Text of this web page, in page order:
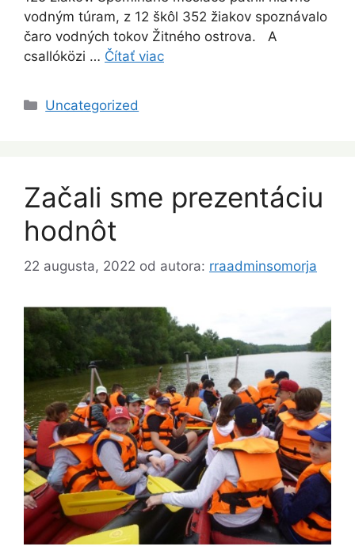
vodným túram, z 12 škôl 352 žiakov spoznávalo
čaro vodných tokov Žitného ostrova. A
csallóközi … Čítať viac
Kategórie
Uncategorized
Začali sme prezentáciu
hodnôt
22 augusta, 2022 od autora: rraadminsomorja